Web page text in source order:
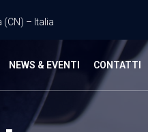
(CN) – Italia
NEWS & EVENTI CONTATTI